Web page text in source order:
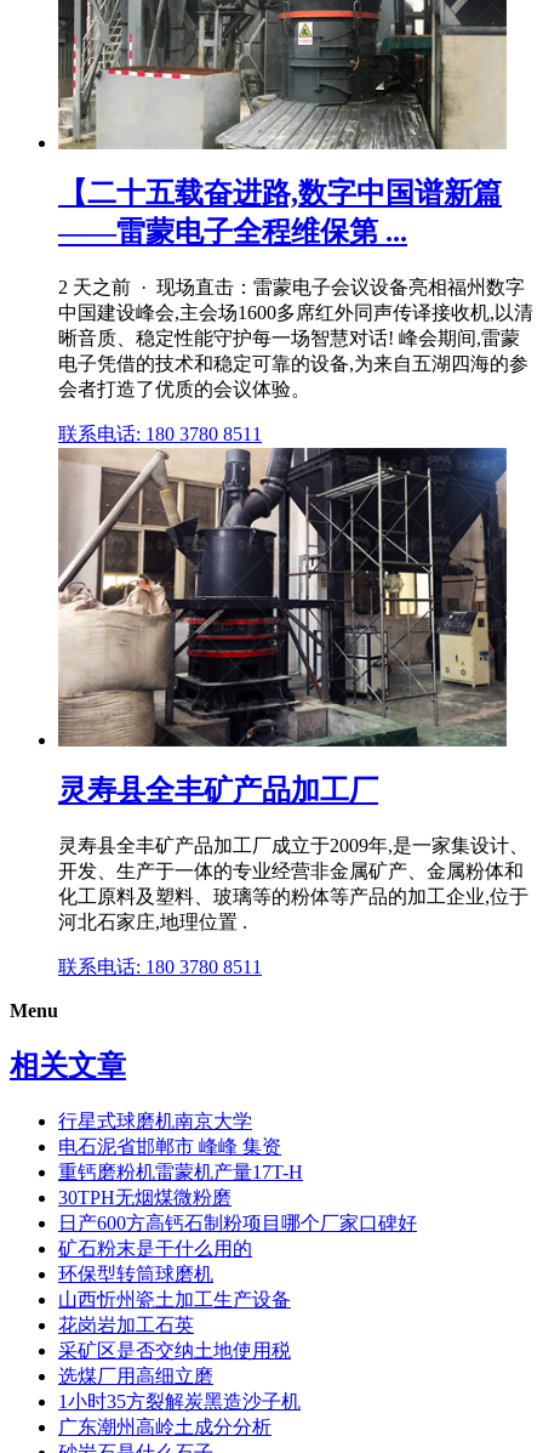
【二十五载奋进路,数字中国谱新篇
——雷蒙电子全程维保第 ...
2 天之前 · 现场直击：雷蒙电子会议设备亮相福州数字
中国建设峰会,主会场1600多席红外同声传译接收机,以清
晰音质、稳定性能守护每一场智慧对话! 峰会期间,雷蒙
电子凭借的技术和稳定可靠的设备,为来自五湖四海的参
会者打造了优质的会议体验。
联系电话: 180 3780 8511
灵寿县全丰矿产品加工厂
灵寿县全丰矿产品加工厂成立于2009年,是一家集设计、
开发、生产于一体的专业经营非金属矿产、金属粉体和
化工原料及塑料、玻璃等的粉体等产品的加工企业,位于
河北石家庄,地理位置 .
联系电话: 180 3780 8511
Menu
相关文章
行星式球磨机南京大学
电石泥省邯郸市 峰峰 集资
重钙磨粉机雷蒙机产量17T-H
30TPH无烟煤微粉磨
日产600方高钙石制粉项目哪个厂家口碑好
矿石粉末是干什么用的
环保型转筒球磨机
山西忻州瓷土加工生产设备
花岗岩加工石英
采矿区是否交纳土地使用税
选煤厂用高细立磨
1小时35方裂解炭黑造沙子机
广东潮州高岭土成分分析